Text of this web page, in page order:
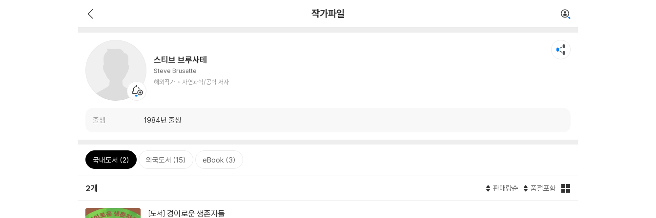
작가파일
스티브 브루사테
Steve Brusatte
해외작가
자연과학/공학 저자
출생 1984년 출생
국내도서 (2) 외국도서 (15) eBook (3)
2개 판매량순 품절포함
[도서] 경이로운 생존자들